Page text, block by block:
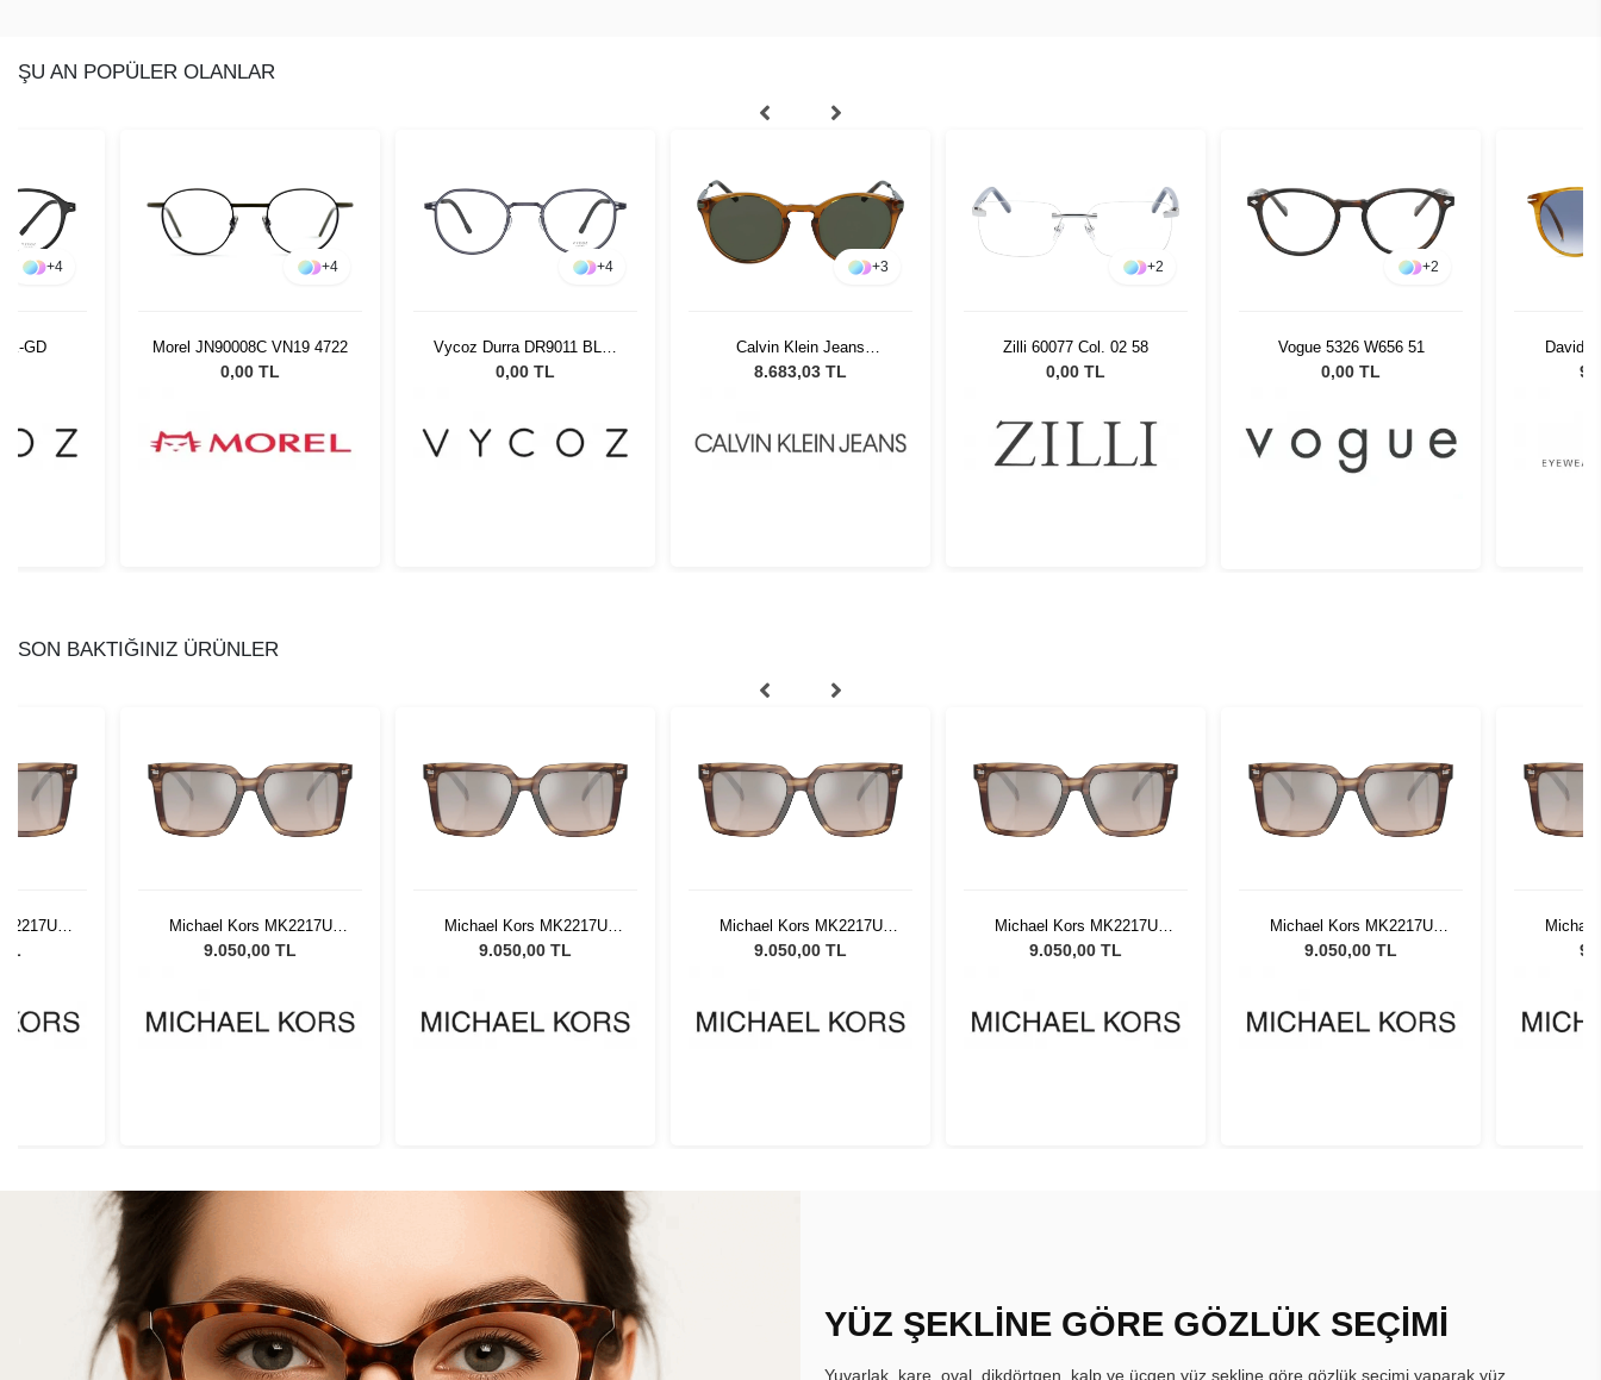
ŞU AN POPÜLER OLANLAR
+4
GD
+4
Morel JN90008C VN19 4722
0,00 TL
+4
Vycoz Durra DR9011 BLK-
GR 50-20
0,00 TL
+3
Calvin Klein Jeans
20705SN-235 Dark Tort
8.683,03 TL
+2
Zilli 60077 Col. 02 58
0,00 TL
+2
Vogue 5326 W656 51
0,00 TL
David
DUA/08
SON BAKTIĞINIZ ÜRÜNLER
Michael Kors MK2217U
39776I 55 Kadın Güneş
9.050,00 TL
Michael Kors MK2217U
39776I 55 Kadın Güneş
9.050,00 TL
Michael Kors MK2217U
39776I 55 Kadın Güneş
9.050,00 TL
Michael Kors MK2217U
39776I 55 Kadın Güneş
9.050,00 TL
Michael Kors MK2217U
39776I 55 Kadın Güneş
9.050,00 TL
39776I
YÜZ ŞEKLİNE GÖRE GÖZLÜK SEÇİMİ
Yuvarlak, kare, oval, dikdörtgen, kalp ve üçgen yüz şekline göre gözlük seçimi yaparak yüz